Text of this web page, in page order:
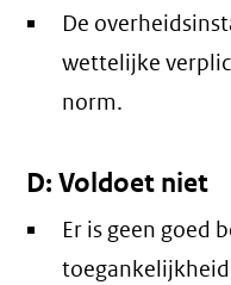
De
wettelijke
norm.
D: Voldoet niet
Er is geen goed